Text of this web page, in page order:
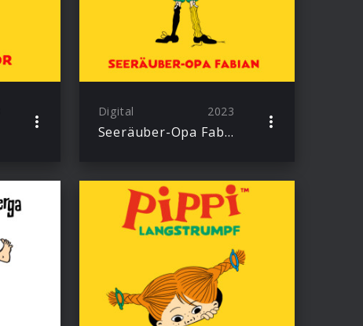
Digital 2023
Seeräuber-Opa Fabian